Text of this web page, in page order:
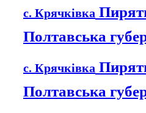
с. Крячківка
Полтавська
с. Крячківка
Полтавська